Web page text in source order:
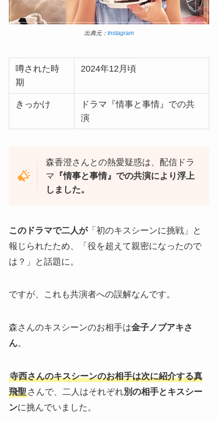
出典元： Instagram
噂された時
期
2024年12月頃
きっかけ
ドラマ『情事と事情』での共
演
森香澄さんとの熱愛疑惑は、配信ドラ
マ 『情事と事情』での共演により浮上
しました。
このドラマで二人が「初のキスシーンに挑戦」と
報じられたため、「役を超えて親密になったので
は？」と話題に。
ですが、これも共演者への誤解なんです。
森さんのキスシーンのお相手は金子ノブアキさ
ん。
寺西さんのキスシーンのお相手は次に紹介する真
飛聖さんで、二人はそれぞれ別の相手とキスシー
ンに挑んでいました。